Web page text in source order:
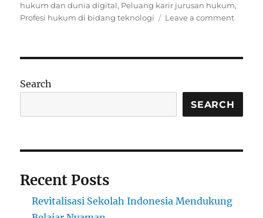
hukum dan dunia digital, Peluang karir jurusan hukum,
Profesi hukum di bidang teknologi
Leave a commenton
Era
Search
SEARCH
Recent Posts
Revitalisasi Sekolah Indonesia Mendukung